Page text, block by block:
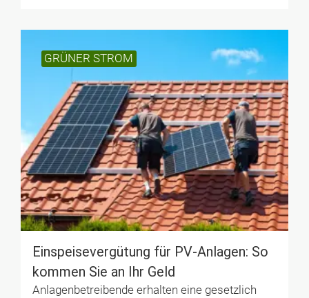
GRÜNER STROM
Einspeisevergütung für PV-Anlagen: So
kommen Sie an Ihr Geld
Anlagenbetreibende erhalten eine gesetzlich